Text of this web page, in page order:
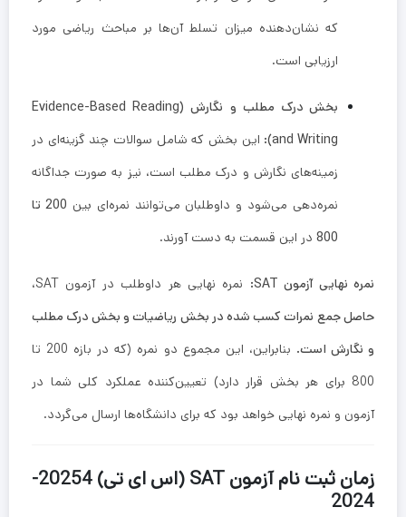
که نشان‌دهنده میزان تسلط آن‌ها بر مباحث ریاضی مورد
ارزیابی است.
بخش درک مطلب و نگارش (Evidence-Based Reading
and Writing):
این بخش که شامل سوالات چند گزینه‌ای در
زمینه‌های نگارش و درک مطلب است، نیز به صورت جداگانه
نمره‌دهی می‌شود و داوطلبان می‌توانند نمره‌ای بین
200 تا
800 در این قسمت به دست آورند.
نمره نهایی آزمون SAT:
نمره نهایی هر داوطلب در آزمون SAT،
حاصل جمع نمرات کسب شده در بخش ریاضیات و بخش درک مطلب
و نگارش است.
بنابراین، این مجموع دو نمره (که در بازه 200 تا
800 برای هر بخش قرار دارد) تعیین‌کننده عملکرد کلی شما در
آزمون و نمره نهایی خواهد بود که برای دانشگاه‌ها ارسال می‌گردد.
زمان ثبت نام آزمون SAT (اس ای تی) 20254-
2024